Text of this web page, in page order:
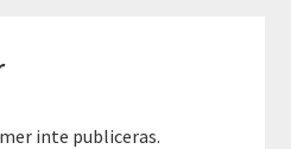
inte publiceras.